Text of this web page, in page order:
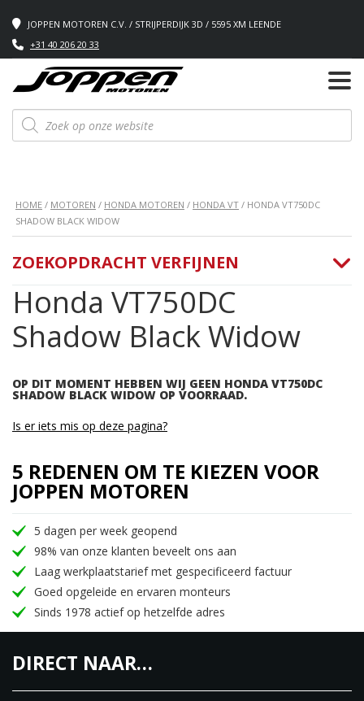
JOPPEN MOTOREN C.V. / STRIJPERDIJK 3D / 5595 XM LEENDE
+31 40 206 20 33
Producten
zoeken
HOME / MOTOREN / HONDA MOTOREN / HONDA VT / HONDA VT750DC
SHADOW BLACK WIDOW
Honda VT750DC
Shadow Black Widow
OP DIT MOMENT HEBBEN WIJ GEEN HONDA VT750DC
SHADOW BLACK WIDOW OP VOORRAAD.
ZOEKOPDRACHT VERFIJNEN
Is er iets mis op deze pagina?
5 REDENEN OM TE KIEZEN VOOR
JOPPEN MOTOREN
5 dagen per week geopend
98% van onze klanten beveelt ons aan
Laag werkplaatstarief met gespecificeerd factuur
Goed opgeleide en ervaren monteurs
Sinds 1978 actief op hetzelfde adres
DIRECT NAAR…